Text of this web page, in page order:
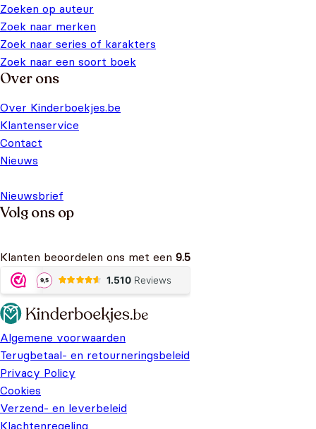
Zoeken op auteur
Zoek naar merken
Zoek naar series of karakters
Zoek naar een soort boek
Over ons
Over Kinderboekjes.be
Klantenservice
Contact
Nieuws
Nieuwsbrief
Volg ons op
Klanten beoordelen ons met een 9.5
Algemene voorwaarden
Terugbetaal- en retourneringsbeleid
Privacy Policy
Cookies
Verzend- en leverbeleid
Klachtenregeling